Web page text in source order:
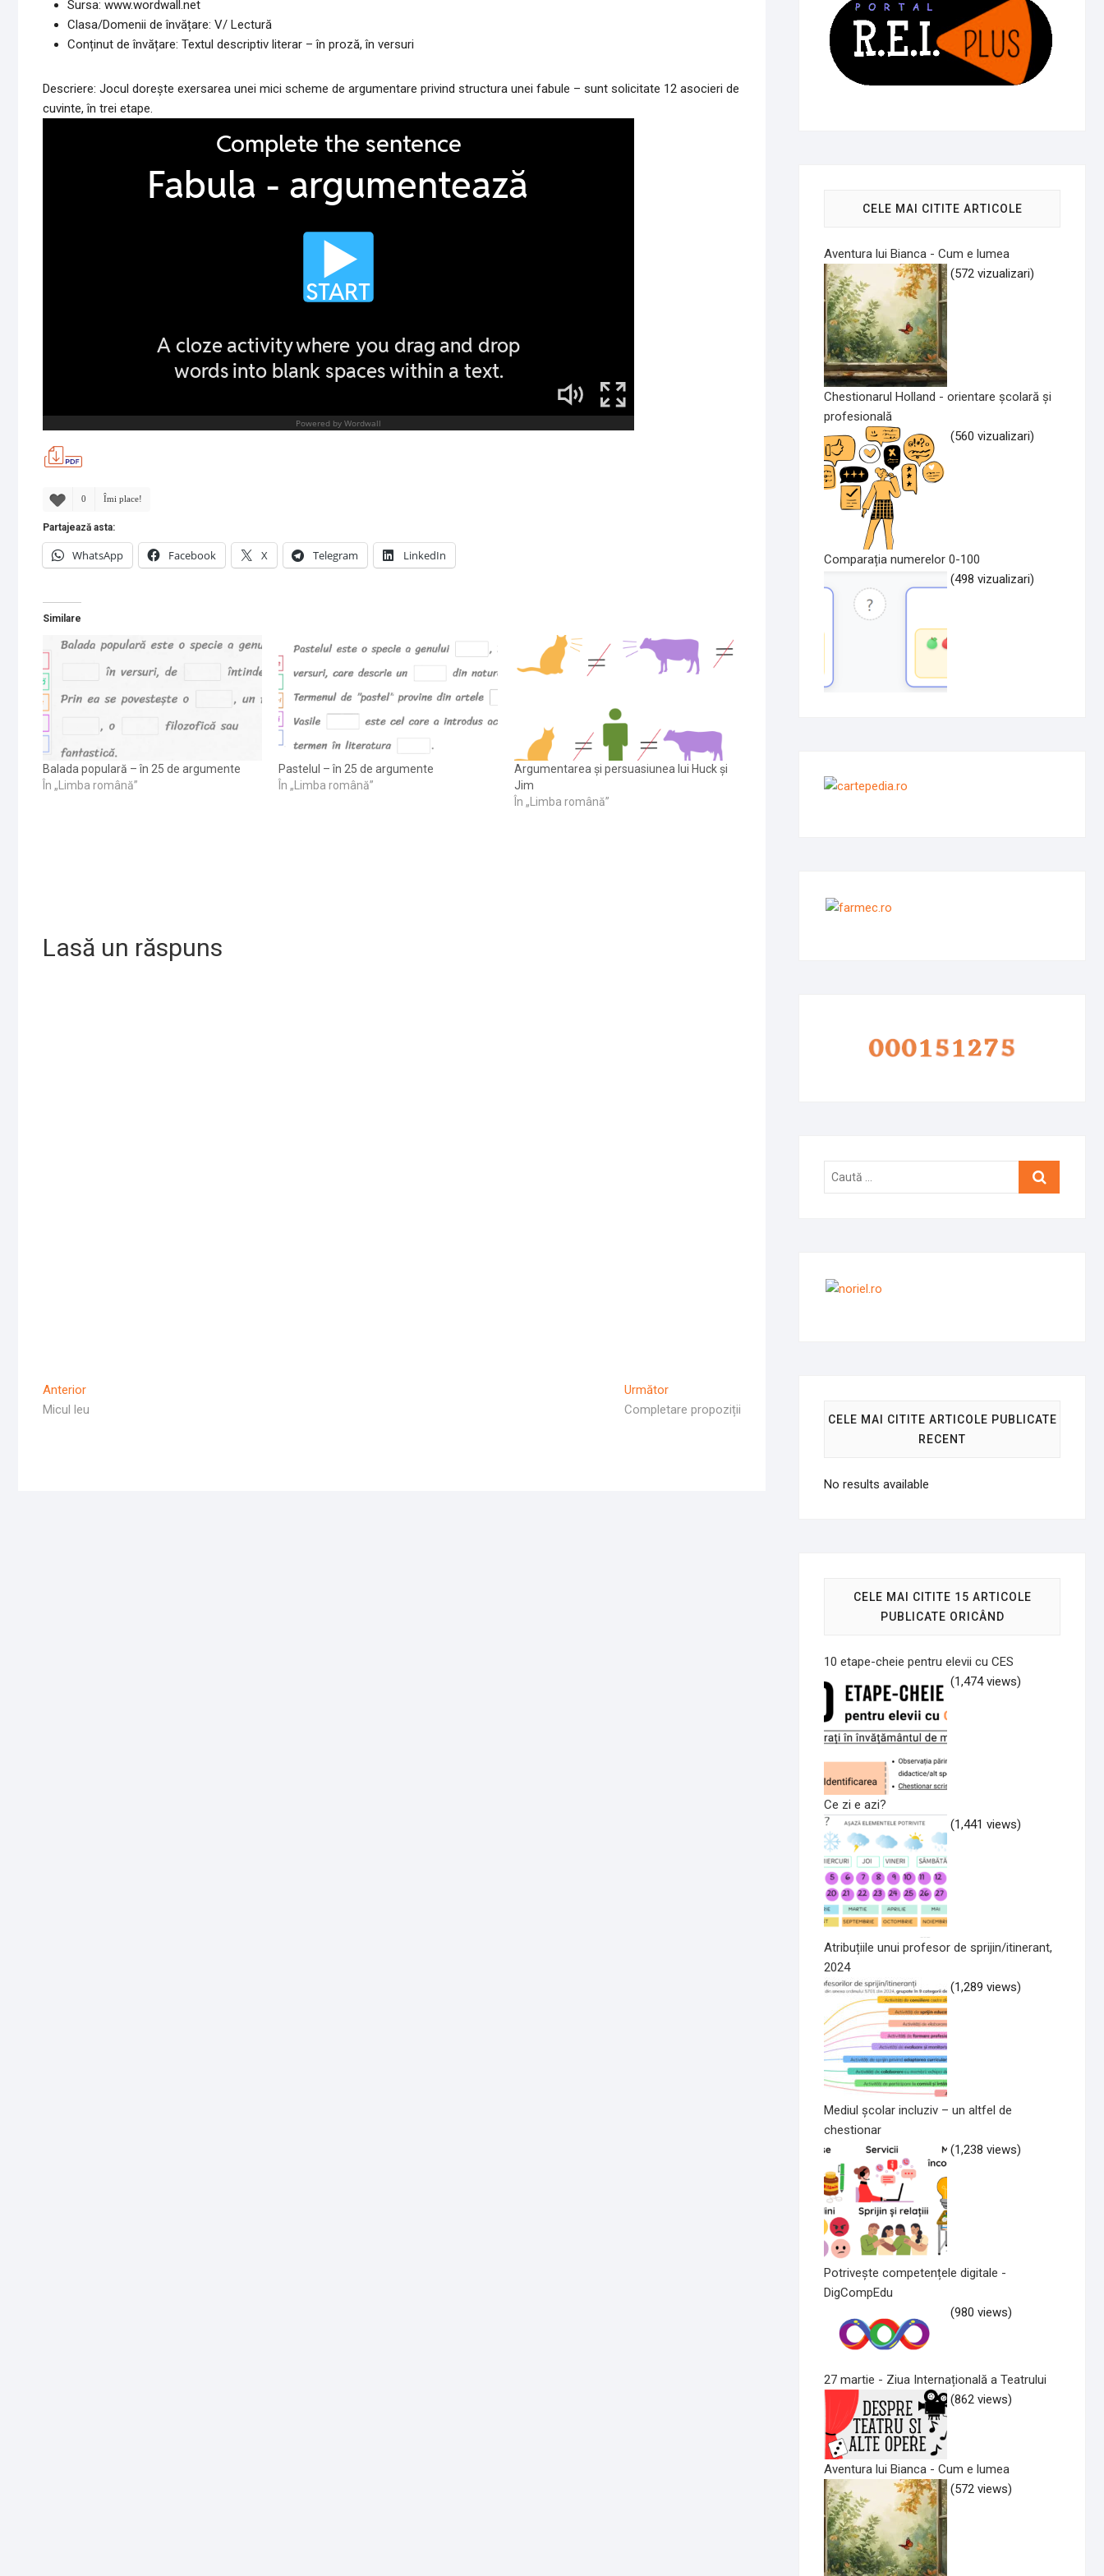
Sursa: www.wordwall.net
Clasa/Domenii de învățare: V/ Lectură
Conținut de învățare: Textul descriptiv literar – în proză, în versuri
Descriere: Jocul dorește exersarea unei mici scheme de argumentare privind structura unei fabule – sunt solicitate 12 asocieri de
cuvinte, în trei etape.
0 Îmi place!
Partajează asta:
WhatsApp Facebook X Telegram LinkedIn
Similare
Balada populară – în 25 de argumente
În „Limba română”
Pastelul – în 25 de argumente
În „Limba română”
Argumentarea și persuasiunea lui Huck și
Jim
În „Limba română”
Lasă un răspuns
Navigare
în
AnteriorArticolul
Anterior
Micul leu
UrmătorArticolul
Următor:
Completare propoziții
CELE MAI CITITE ARTICOLE
Aventura lui Bianca - Cum e lumea
(572 vizualizari)
Chestionarul Holland - orientare școlară și
profesională
(560 vizualizari)
Comparația numerelor 0-100
(498 vizualizari)
Caută
CELE MAI CITITE ARTICOLE PUBLICATE
RECENT
No results available
CELE MAI CITITE 15 ARTICOLE
PUBLICATE ORICÂND
10 etape-cheie pentru elevii cu CES
(1,474 views)
Ce zi e azi?
(1,441 views)
Atribuțiile unui profesor de sprijin/itinerant,
2024
(1,289 views)
Mediul școlar incluziv – un altfel de
chestionar
(1,238 views)
Potrivește competențele digitale -
DigCompEdu
(980 views)
27 martie - Ziua Internațională a Teatrului
(862 views)
Aventura lui Bianca - Cum e lumea
(572 views)